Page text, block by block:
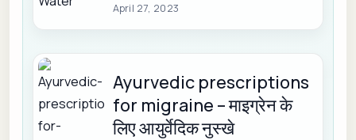
April 27, 2023
Ayurvedic prescriptions
for migraine – माइग्रेन के
लिए आयुर्वेदिक नुस्खे